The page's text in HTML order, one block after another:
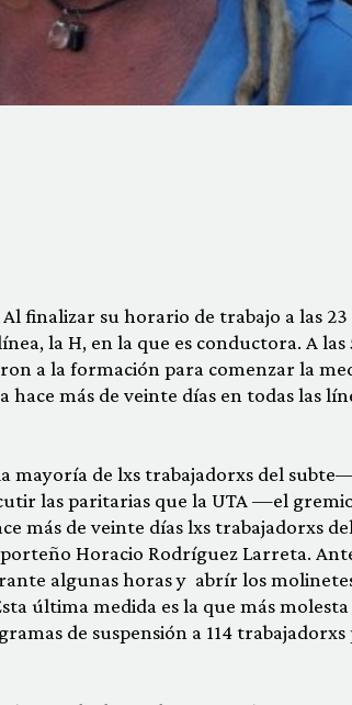
finalizar su horario de trabajo a las 23
la H, en la que es conductora. A las
a la formación para comenzar la
más de veinte días en todas las
mayoría de lxs trabajadorxs del
las paritarias que la UTA —el
más de veinte días lxs trabajadorxs
Horacio Rodríguez Larreta.
algunas horas y abrír los
última medida es la que más molesta
de suspensión a 114 trabajadorxs